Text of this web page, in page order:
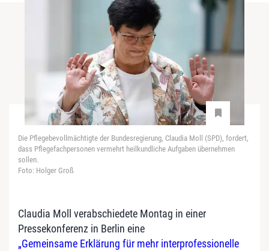
Die Pflegebevollmächtigte der Bundesregierung, Claudia Moll (SPD), fordert,
dass Pflegefachpersonen vermehrt heilkundliche Aufgaben übernehmen
sollen.
Foto: Holger Groß
Claudia Moll verabschiedete Montag in einer
Pressekonferenz in Berlin eine
„Gemeinsame Erklärung für mehr interprofessionelle